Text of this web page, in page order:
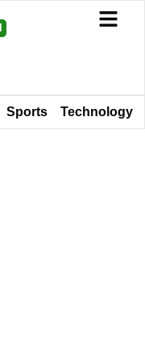
Sports Technology